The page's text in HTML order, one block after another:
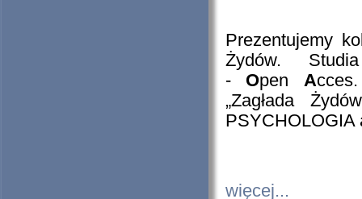
Prezentujemy
Żydów.
- Open A
„Zagłada
PSYCHOLOGIA
więcej...